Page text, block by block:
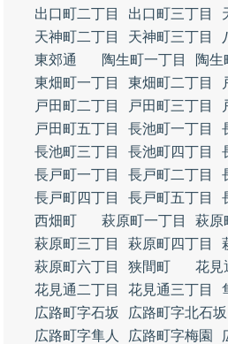
出口町二丁目
出口町三丁目
天神町二丁目
天神町三丁目
東郊通
陶生町一丁目
陶生
東畑町一丁目
東畑町二丁目
戸田町二丁目
戸田町三丁目
戸田町五丁目
長池町一丁目
長池町三丁目
長池町四丁目
長戸町一丁目
長戸町二丁目
長戸町四丁目
長戸町五丁目
西畑町
萩原町一丁目
萩原
萩原町三丁目
萩原町四丁目
萩原町六丁目
狭間町
花見
花見通二丁目
花見通三丁目
広路町字石坂
広路町字北石坂
広路町字隼人
広路町字梅園